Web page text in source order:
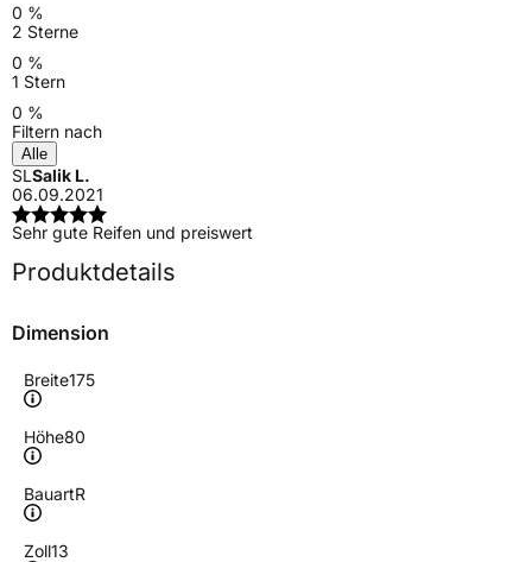
0 %
2 Sterne
0 %
1 Stern
0 %
Filtern nach
Alle
SLSalik L.
06.09.2021
Sehr gute Reifen und preiswert
Produktdetails
Dimension
Breite175
Höhe80
BauartR
Zoll13